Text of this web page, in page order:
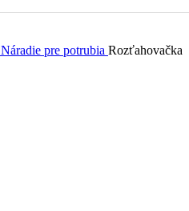
Náradie pre potrubia Rozťahovačka